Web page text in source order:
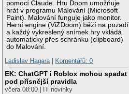
pomocí Claude. Hru Doom umožňuje
hrát v programu Malování (Microsoft
Paint). Malování funguje jako monitor.
Herní engine (ViZDoom) běží na pozadí
a každý vykreslený snímek hry vkládá
automaticky přes schránku (clipboard)
do Malování.
Ladislav Hagara| Komentářů: 0
EK: ChatGPT i Roblox mohou spadat
pod přísnější pravidla
včera 08:00 | IT novinky